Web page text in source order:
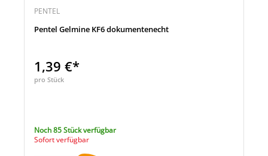
PENTEL
Pentel Gelmine KF6 dokumentenecht
1,39 €*
pro Stück
Noch 85 Stück verfügbar
Sofort verfügbar